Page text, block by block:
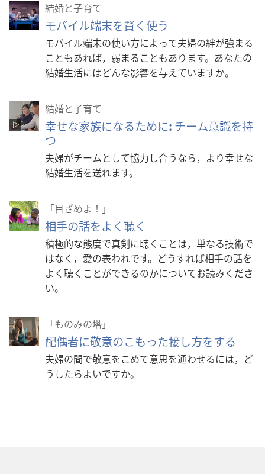
結婚と子育て
モバイル端末を賢く使う
モバイル端末の使い方によって夫婦の絆が強まる
こともあれば，弱まることもあります。あなたの
結婚生活にはどんな影響を与えていますか。
結婚と子育て
幸せな家族になるために: チーム意識を持
つ
夫婦がチームとして協力し合うなら，より幸せな
結婚生活を送れます。
「目ざめよ！」
相手の話をよく聴く
積極的な態度で真剣に聴くことは，単なる技術で
はなく，愛の表われです。どうすれば相手の話を
よく聴くことができるのかについてお読みくださ
い。
「ものみの塔」
配偶者に敬意のこもった接し方をする
夫婦の間で敬意をこめて意思を通わせるには，ど
うしたらよいですか。